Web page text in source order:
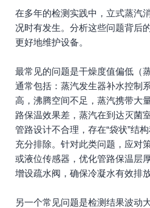
在多年的检测实践中，立式蒸汽
况时有发生。分析这些问题背后
更好地维护设备。
最常见的问题是干燥度值偏低（
通常包括：蒸汽发生器补水控制
高，沸腾空间不足，蒸汽携带大
路保温效果差，蒸汽在到达灭菌
管路设计不合理，存在“袋状”结
充分排除。针对此类问题，应对
或液位传感器，优化管路保温层
增设疏水阀，确保冷凝水有效排放
另一个常见问题是检测结果波动